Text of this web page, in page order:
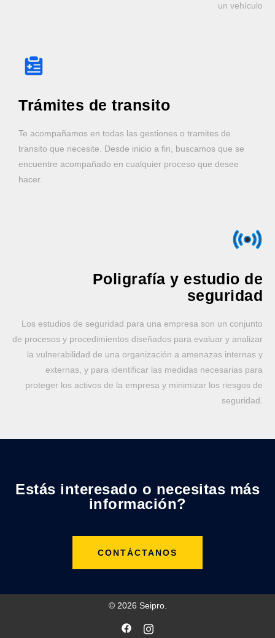
un vehículo
Trámites de transito
Te acompañamos en todas las gestiones o tramites de
transito que necesite. Desde inicio a fin, buscamos que se
encuentre acompañado en cualquier proceso que desee
hacer.
Poligrafía y estudio de
seguridad
Los estudios de seguridad para una empresa son un conjunto
de procesos y procedimientos diseñados para evaluar y analizar
la vulnerabilidad de una organización a amenazas internas y
externas, y para identificar las medidas necesarias para
proteger los activos de la empresa y minimizar los riesgos de
seguridad.
Estás interesado o necesitas más
información?
CONTÁCTANOS
© 2026 Seipro.